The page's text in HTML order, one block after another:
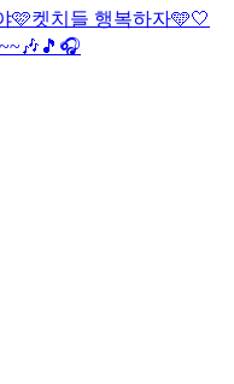
🩷켓치들 행복하자🩵🤍